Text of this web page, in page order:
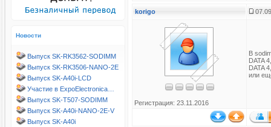
Новости
Выпуск SK-RK3562-SODIMM
Выпуск SK-RK3506-NANO-2E
Выпуск SK-A40i-LCD
Участие в ExpoElectronica…
Выпуск SK-T507-SODIMM
Выпуск SK-A40i-NANO-2E-V
Выпуск SK-A40i
korigo
Регистрация: 23.11.2016
В
DATA
DATA
или